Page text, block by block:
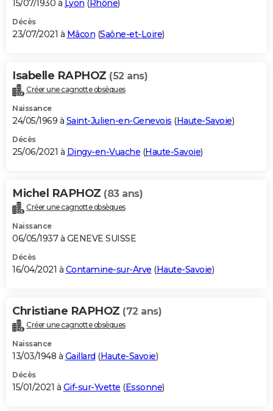
15/07/1930 à Lyon ( Rhône)
Décès
23/07/2021 à Mâcon (Saône-et-Loire)
Isabelle RAPHOZ (52 ans)
Créer une cagnotte obsèques
Naissance
24/05/1969 à Saint-Julien-en-Genevois (Haute-Savoie)
Décès
25/06/2021 à Dingy-en-Vuache (Haute-Savoie)
Michel RAPHOZ (83 ans)
Créer une cagnotte obsèques
Naissance
06/05/1937 à GENEVE SUISSE
Décès
16/04/2021 à Contamine-sur-Arve (Haute-Savoie)
Christiane RAPHOZ (72 ans)
Créer une cagnotte obsèques
Naissance
13/03/1948 à Gaillard (Haute-Savoie)
Décès
15/01/2021 à Gif-sur-Yvette (Essonne)